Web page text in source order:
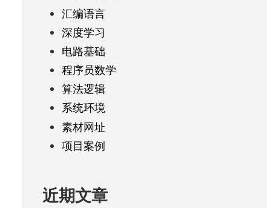
汇编语言
深度学习
电路基础
程序员数学
算法逻辑
系统环境
素材网址
项目案例
近期文章